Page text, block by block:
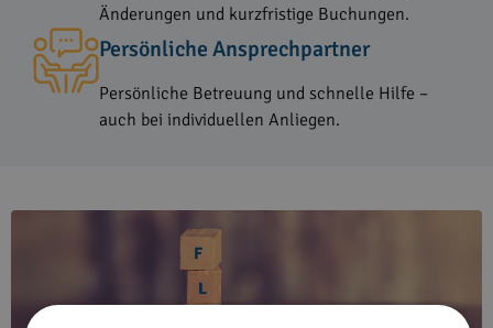
Änderungen und kurzfristige Buchungen.
Persönliche Ansprechpartner
Persönliche Betreuung und schnelle Hilfe –
auch bei individuellen Anliegen.